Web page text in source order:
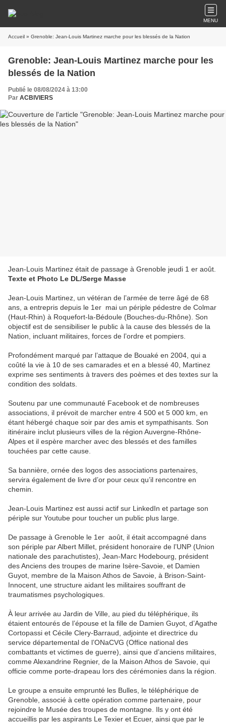
MENU
Accueil » Grenoble: Jean-Louis Martinez marche pour les blessés de la Nation
Grenoble: Jean-Louis Martinez marche pour les
blessés de la Nation
Publié le 08/08/2024 à 13:00
Par ACBIVIERS
Jean-Louis Martinez était de passage à Grenoble jeudi 1 er août.
Texte et Photo Le DL/Serge Masse
Jean-Louis Martinez, un vétéran de l’armée de terre âgé de 68
ans, a entrepris depuis le 1er mai un périple pédestre de Colmar
(Haut-Rhin) à Roquefort-la-Bédoule (Bouches-du-Rhône). Son
objectif est de sensibiliser le public à la cause des blessés de la
Nation, incluant militaires, forces de l’ordre et pompiers.
Profondément marqué par l’attaque de Bouaké en 2004, qui a
coûté la vie à 10 de ses camarades et en a blessé 40, Martinez
exprime ses sentiments à travers des poèmes et des textes sur la
condition des soldats.
Soutenu par une communauté Facebook et de nombreuses
associations, il prévoit de marcher entre 4 500 et 5 000 km, en
étant hébergé chaque soir par des amis et sympathisants. Son
itinéraire inclut plusieurs villes de la région Auvergne-Rhône-
Alpes et il espère marcher avec des blessés et des familles
touchées par cette cause.
Sa bannière, ornée des logos des associations partenaires,
servira également de livre d’or pour ceux qu’il rencontre en
chemin.
Jean-Louis Martinez est aussi actif sur LinkedIn et partage son
périple sur Youtube pour toucher un public plus large.
De passage à Grenoble le 1er août, il était accompagné dans
son périple par Albert Millet, président honoraire de l’UNP (Union
nationale des parachutistes), Jean-Marc Hodebourg, président
des Anciens des troupes de marine Isère-Savoie, et Damien
Guyot, membre de la Maison Athos de Savoie, à Brison-Saint-
Innocent, une structure aidant les militaires souffrant de
traumatismes psychologiques.
À leur arrivée au Jardin de Ville, au pied du téléphérique, ils
étaient entourés de l’épouse et la fille de Damien Guyot, d’Agathe
Cortopassi et Cécile Clery-Barraud, adjointe et directrice du
service départemental de l’ONaCVG (Office national des
combattants et victimes de guerre), ainsi que d’anciens militaires,
comme Alexandrine Regnier, de la Maison Athos de Savoie, qui
officie comme porte-drapeau lors des cérémonies dans la région.
Le groupe a ensuite emprunté les Bulles, le téléphérique de
Grenoble, associé à cette opération comme partenaire, pour
rejoindre le Musée des troupes de montagne. Ils y ont été
accueillis par les aspirants Le Texier et Ecuer, ainsi que par le